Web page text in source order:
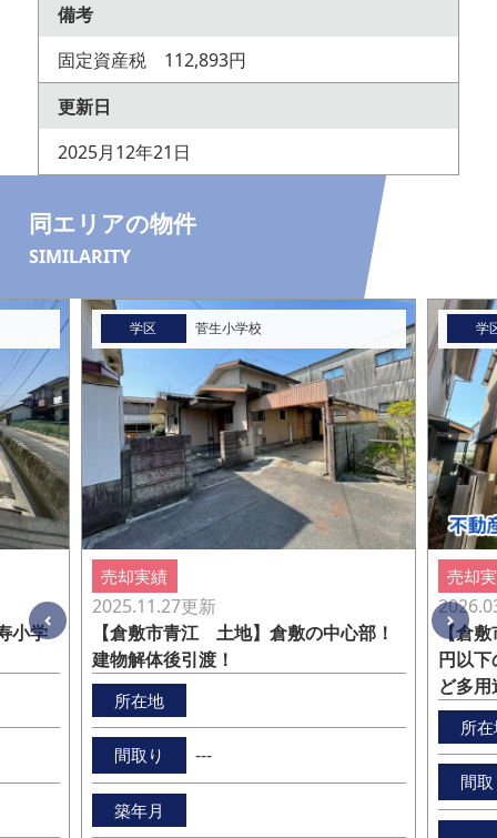
備考
固定資産税 112,893円
更新日
2025月12年21日
同エリアの物件
SIMILARITY
小学
学区 菅生小学校
売却実績
2025.11.27更新
【倉敷市青江 土地】倉敷の中心部！
建物解体後引渡！
所在地
間取り ---
築年月
学
売却
【倉
円以
ど多
所
間